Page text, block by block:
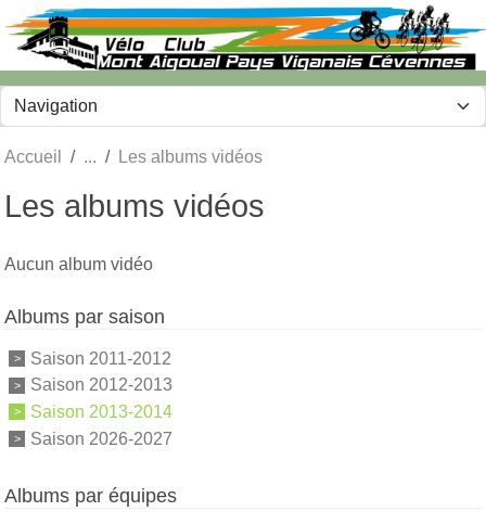
Accueil Les albums vidéos
Les albums vidéos
Aucun album vidéo
Albums par saison
Saison 2011-2012
Saison 2012-2013
Saison 2013-2014
Saison 2026-2027
Albums par équipes
Panneau de gestion des cookies